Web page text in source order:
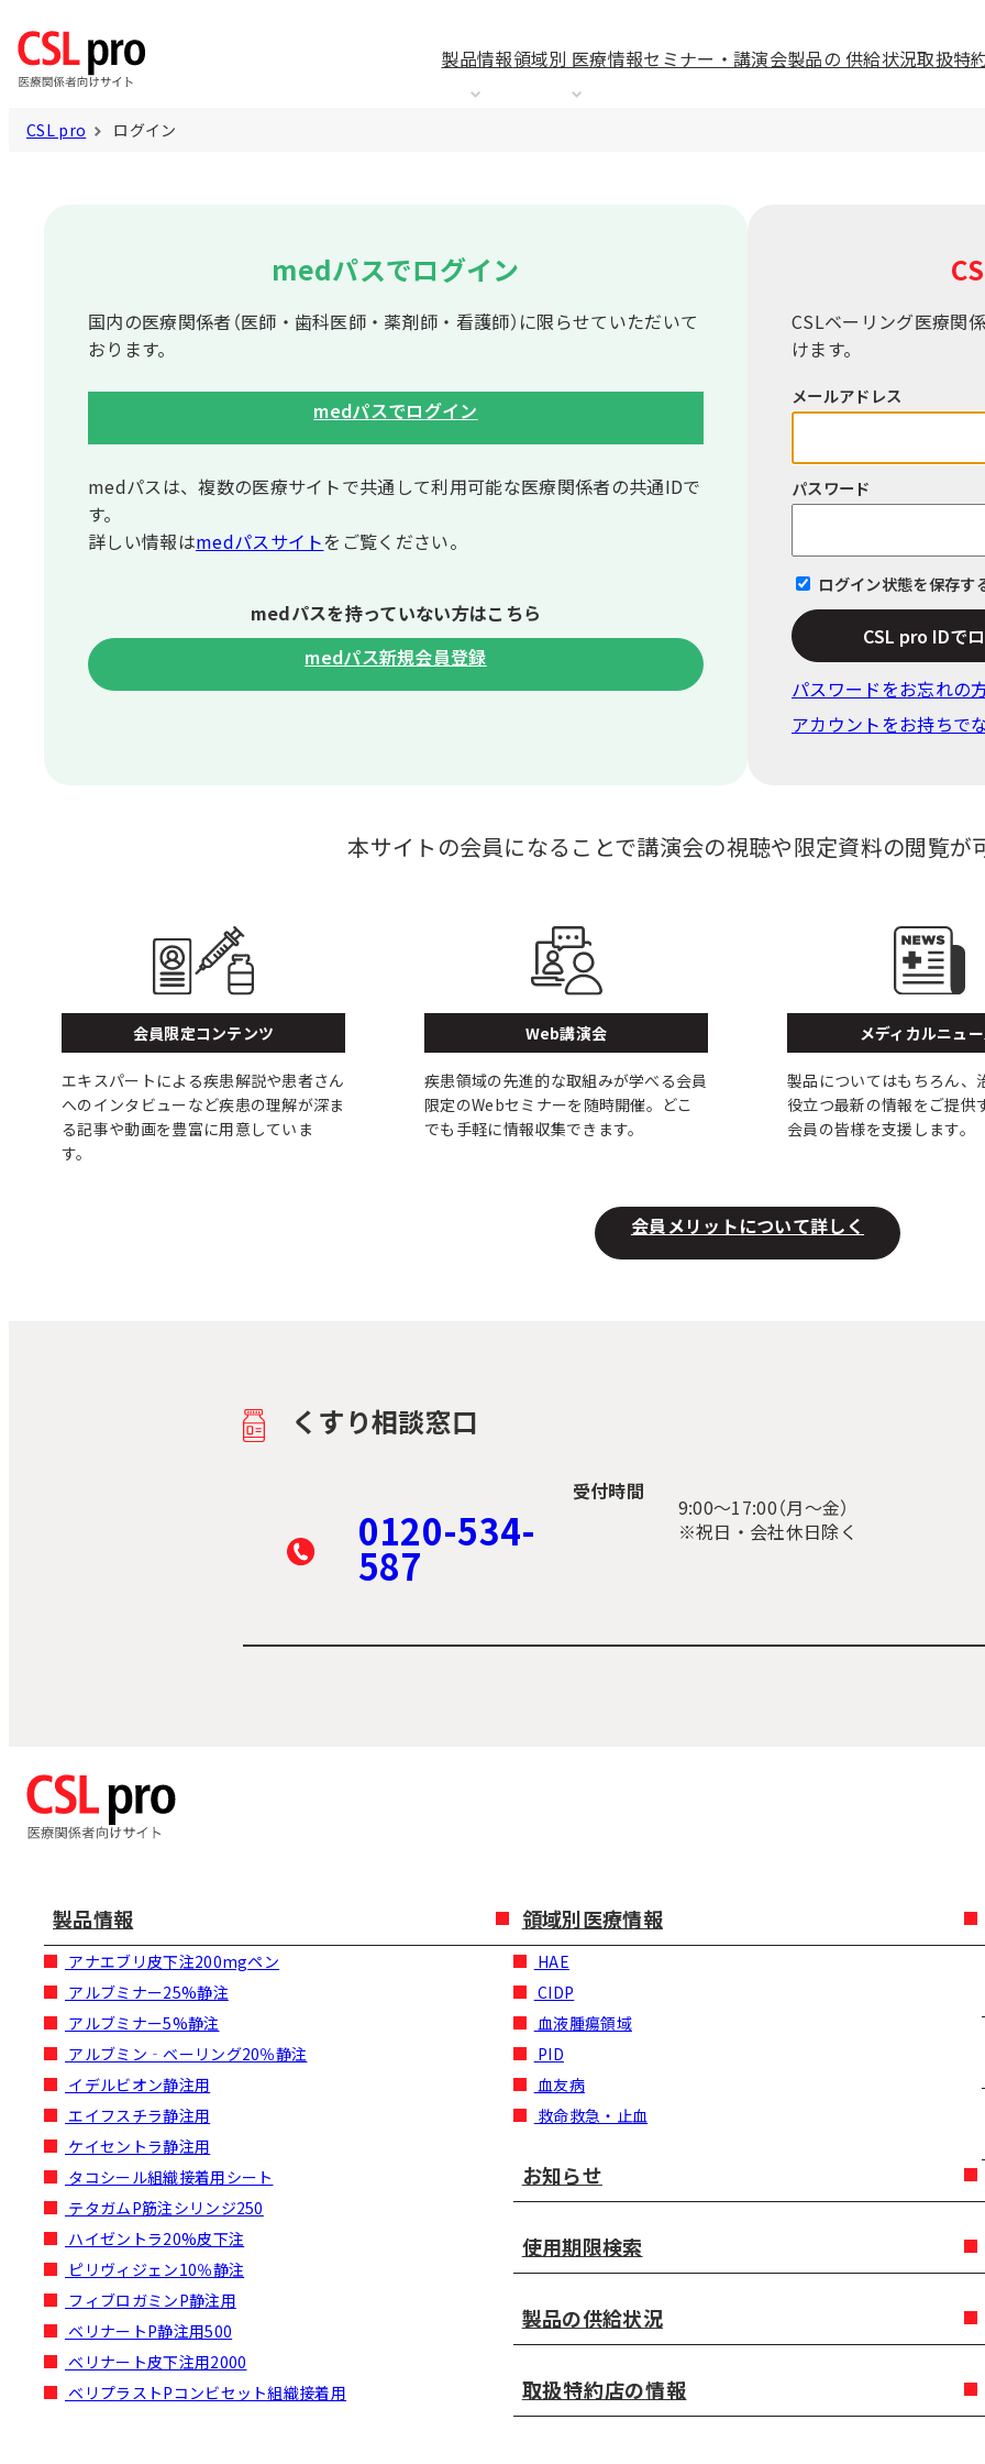
製品情報領域別 医療情報セミナー・講演会製品の 供給状況取扱特
CSL pro ログイン
medパスでログイン
国内の医療関係者（医師・歯科医師・薬剤師・看護師）に限らせていただいて
おります。
medパスでログイン
medパスは、複数の医療サイトで共通して利⽤可能な医療関係者の共通IDで
す。
詳しい情報はmedパスサイトをご覧ください。
medパスを持っていない⽅はこちら
medパス新規会員登録
CSLベーリング医療関
けます。
メールアドレス
パスワード
ログイン状態を保存す
CSL pro IDで
パスワードをお忘れの
アカウントをお持ちで
本サイトの会員になることで講演会の視聴や限定資料の閲覧が
会員限定コンテンツ
エキスパートによる疾患解説や患者さん
へのインタビューなど疾患の理解が深ま
る記事や動画を豊富に用意していま
す。
Web講演会
疾患領域の先進的な取組みが学べる会員
限定のWebセミナーを随時開催。どこ
でも手軽に情報収集できます。
メディカルニュ
製品についてはもちろん、
役立つ最新の情報をご提供
会員の皆様を支援します。
会員メリットについて詳しく
くすり相談窓口
0120-534-
587
受付時間
9:00〜17:00（月～金）
※祝日・会社休日除く
製品情報
アナエブリ皮下注200mgペン
アルブミナー25%静注
アルブミナー5%静注
アルブミン‐ベーリング20％静注
イデルビオン静注用
エイフスチラ静注用
ケイセントラ静注用
タコシール組織接着用シート
テタガムP筋注シリンジ250
ハイゼントラ20%皮下注
ピリヴィジェン10％静注
フィブロガミンP静注用
ベリナートP静注用500
ベリナート皮下注用2000
ベリプラストPコンビセット組織接着用
領域別医療情報
HAE
CIDP
血液腫瘍領域
PID
血友病
救命救急・止血
お知らせ
使用期限検索
製品の供給状況
取扱特約店の情報